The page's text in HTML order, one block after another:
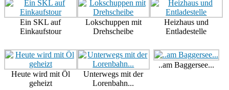
Ein SKL auf
Einkaufstour
Lokschuppen mit
Drehscheibe
Heizhaus und
Entladestelle
Heute wird mit Öl
geheizt
Unterwegs mit der
Lorenbahn...
..am Baggersee...